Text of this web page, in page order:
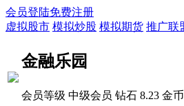
会员登陆免费注册
虚拟股市 模拟炒股 模拟期货 推广联
金融乐园
会员等级 中级会员 钻石 8.23 金币